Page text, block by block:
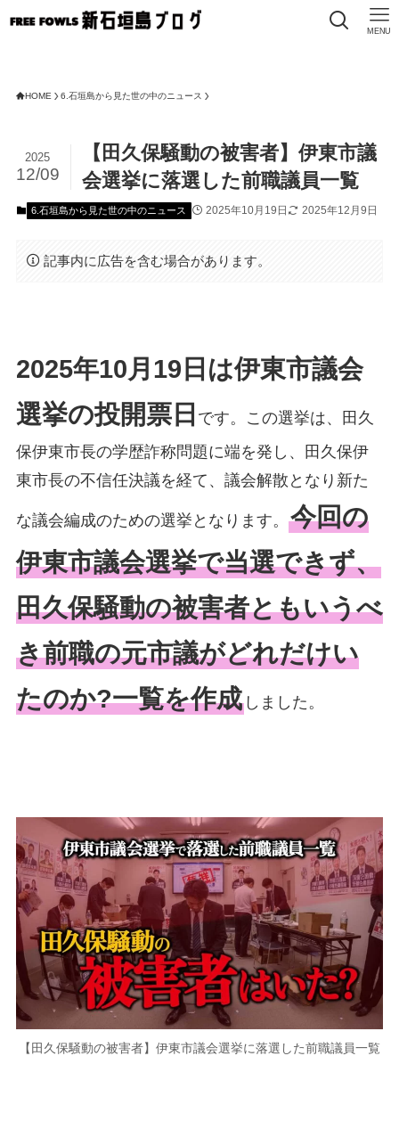
MENU
HOME 6.石垣島から見た世の中のニュース
【田久保騒動の被害者】伊東市議
会選挙に落選した前職議員一覧
2025
12/09
6.石垣島から見た世の中のニュース 2025年10月19日 2025年12月9日
記事内に広告を含む場合があります。
2025年10月19日は伊東市議会
選挙の投開票日 です。この選挙は、田久
保伊東市長の学歴詐称問題に端を発し、田久保伊
東市長の不信任決議を経て、議会解散となり新た
な議会編成のための選挙となります。 今回の
伊東市議会選挙で当選できず、
田久保騒動の被害者ともいうべ
き前職の元市議がどれだけい
たのか?一覧を作成しました。
【田久保騒動の被害者】伊東市議会選挙に落選した前職議員一覧